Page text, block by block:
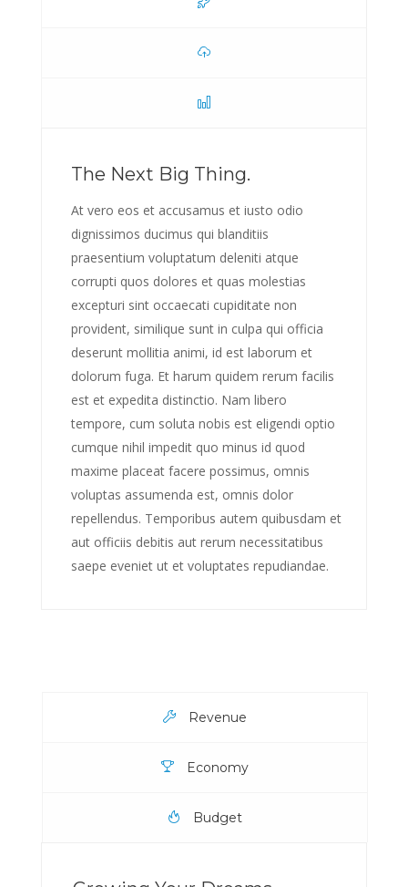
The Next Big Thing.
At vero eos et accusamus et iusto odio
dignissimos ducimus qui blanditiis
praesentium voluptatum deleniti atque
corrupti quos dolores et quas molestias
excepturi sint occaecati cupiditate non
provident, similique sunt in culpa qui officia
deserunt mollitia animi, id est laborum et
dolorum fuga. Et harum quidem rerum facilis
est et expedita distinctio. Nam libero
tempore, cum soluta nobis est eligendi optio
cumque nihil impedit quo minus id quod
maxime placeat facere possimus, omnis
voluptas assumenda est, omnis dolor
repellendus. Temporibus autem quibusdam et
aut officiis debitis aut rerum necessitatibus
saepe eveniet ut et voluptates repudiandae.
Revenue
Economy
Budget